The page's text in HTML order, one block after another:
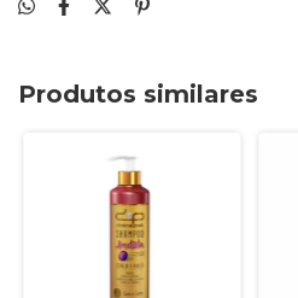
Produtos similares